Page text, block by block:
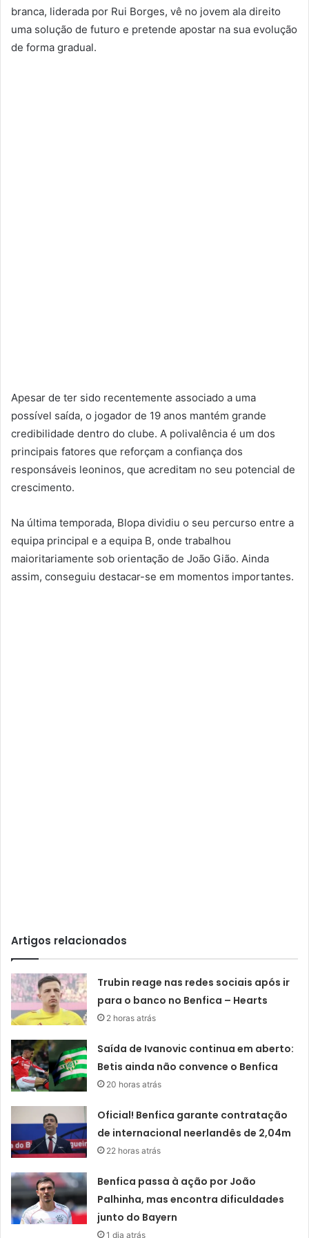
branca, liderada por Rui Borges, vê no jovem ala direito
uma solução de futuro e pretende apostar na sua evolução
de forma gradual.
Apesar de ter sido recentemente associado a uma
possível saída, o jogador de 19 anos mantém grande
credibilidade dentro do clube. A polivalência é um dos
principais fatores que reforçam a confiança dos
responsáveis leoninos, que acreditam no seu potencial de
crescimento.
Na última temporada, Blopa dividiu o seu percurso entre a
equipa principal e a equipa B, onde trabalhou
maioritariamente sob orientação de João Gião. Ainda
assim, conseguiu destacar-se em momentos importantes.
Artigos relacionados
Trubin reage nas redes sociais após ir
para o banco no Benfica – Hearts
2 horas atrás
Saída de Ivanovic continua em aberto:
Betis ainda não convence o Benfica
20 horas atrás
Oficial! Benfica garante contratação
de internacional neerlandês de 2,04m
22 horas atrás
Benfica passa à ação por João
Palhinha, mas encontra dificuldades
junto do Bayern
1 dia atrás